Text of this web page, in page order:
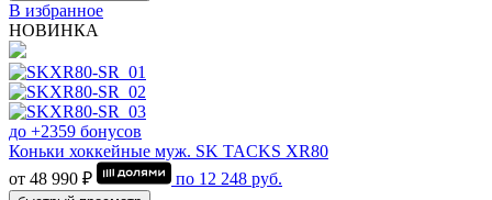
В избранное
НОВИНКА
до +2359 бонусов
Коньки хоккейные муж. SK TACKS XR80
от 48 990 ₽
по 12 248 руб.